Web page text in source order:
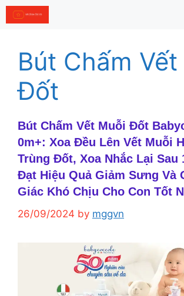
Skip
to
Bút Chấm
Đốt
Bút Chấm Vết Muỗi Đốt
0m+: Xoa Đều Lên Vết Muỗi
Trùng Đốt, Xoa Nhắc Lại Sau
Đạt Hiệu Quả Giảm Sưng Và
Giác Khó Chịu Cho Con Tốt
26/09/2024 by mggvn